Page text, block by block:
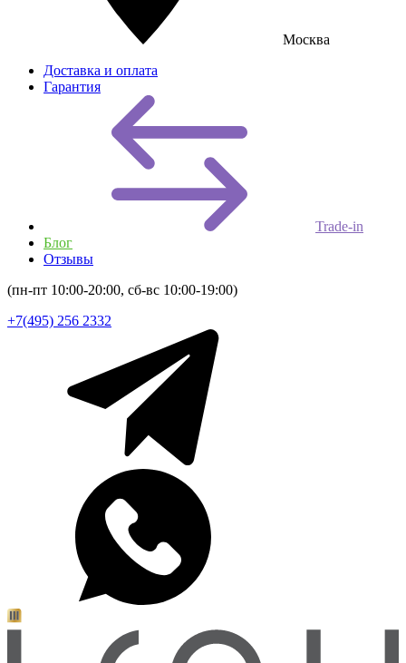
Москва
Доставка и оплата
Гарантия
Trade-in
Блог
Отзывы
(пн-пт 10:00-20:00, сб-вс 10:00-19:00)
+7(495) 256 2332